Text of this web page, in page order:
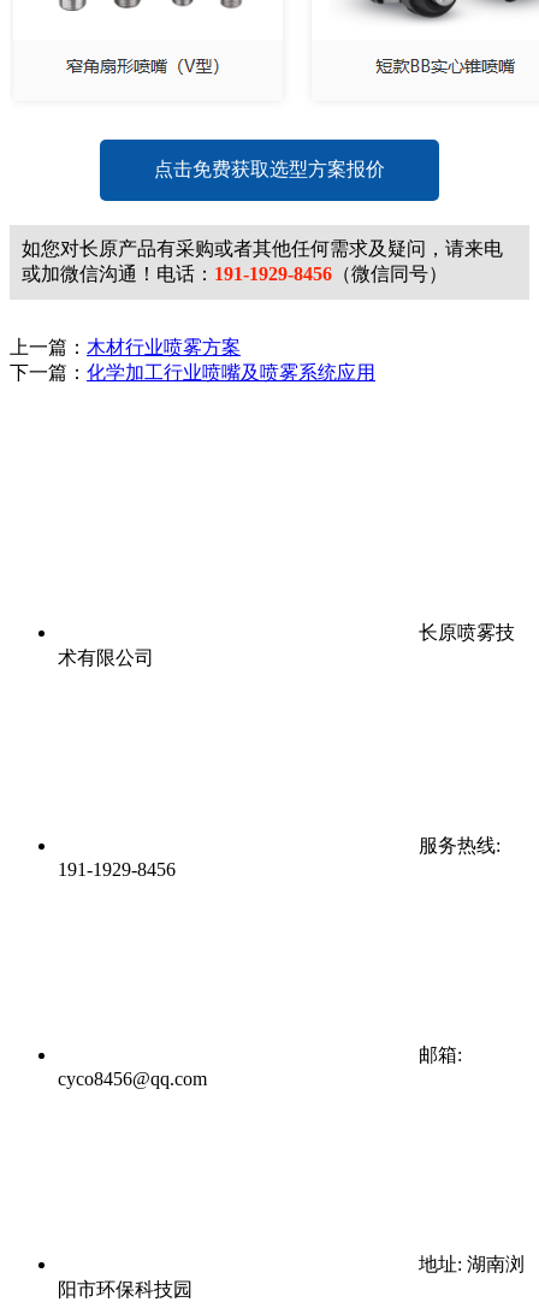
点击免费获取选型方案报价
如您对长原产品有采购或者其他任何需求及疑问，请来电
或加微信沟通！电话： 191-1929-8456 （微信同号）
上一篇： 木材行业喷雾方案
下一篇： 化学加工行业喷嘴及喷雾系统应用
长原喷雾技
术有限公司
服务热线:
191-1929-8456
邮箱:
cyco8456@qq.com
地址: 湖南浏
阳市环保科技园